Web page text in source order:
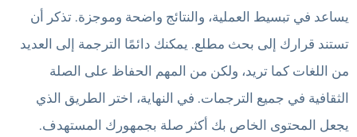
يساعد في تبسيط العملية، والنتائج واضحة وموجزة. تذكر أن
تستند قرارك إلى بحث مطلع. يمكنك دائمًا الترجمة إلى العديد
من اللغات كما تريد، ولكن من المهم الحفاظ على الصلة
الثقافية في جميع الترجمات. في النهاية، اختر الطريق الذي
يجعل المحتوى الخاص بك أكثر صلة بجمهورك المستهدف.